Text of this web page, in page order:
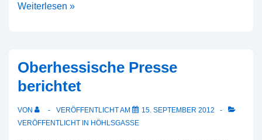
Widersprüche
Weiterlesen »
Oberhessische Presse
berichtet
VON VERÖFFENTLICHT AM
15. SEPTEMBER 2012
VERÖFFENTLICHT IN HÖHLSGASSE